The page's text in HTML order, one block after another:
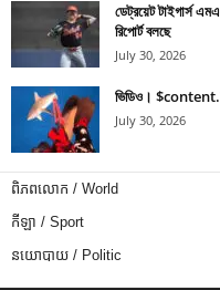
ডেট্রয়েট টাইগার্স
রিপোর্ট বলছে
July 30, 2026
ভিডিও।
July 30, 2026
ពិភពលោក / World
កីឡា / Sport
នយោបាយ / Politic